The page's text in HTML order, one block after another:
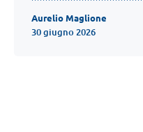
Aurelio Maglione
30 giugno 2026